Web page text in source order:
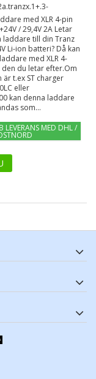
med XLR 4-pin
/ 29,4V 2A Letar
laddare till din Tranz
Li-ion batteri? Då kan
med XLR 4-
du letar efter.Om
t.ex ST charger
eller
kan denna laddare
som...
LEVERANS MED DHL /